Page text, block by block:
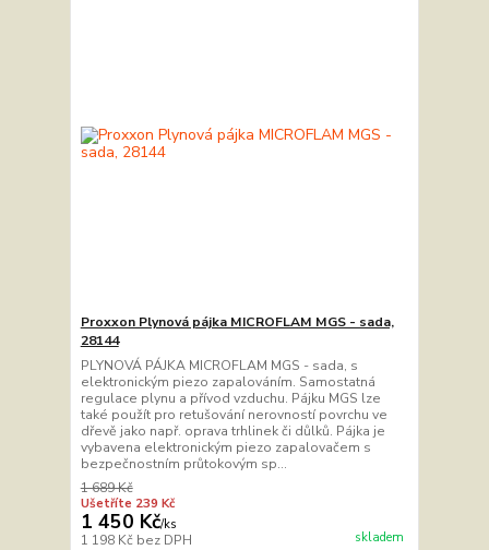
Proxxon Plynová pájka MICROFLAM MGS - sada,
28144
PLYNOVÁ PÁJKA MICROFLAM MGS - sada, s
elektronickým piezo zapalováním. Samostatná
regulace plynu a přívod vzduchu. Pájku MGS lze
také použít pro retušování nerovností povrchu ve
dřevě jako např. oprava trhlinek či důlků. Pájka je
vybavena elektronickým piezo zapalovačem s
bezpečnostním průtokovým sp...
1 689 Kč
Ušetříte 239 Kč
1 450 Kč/ks
1 198 Kč bez DPH skladem